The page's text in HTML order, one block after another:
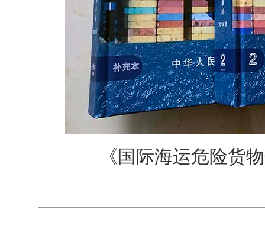
《国际海运危险货